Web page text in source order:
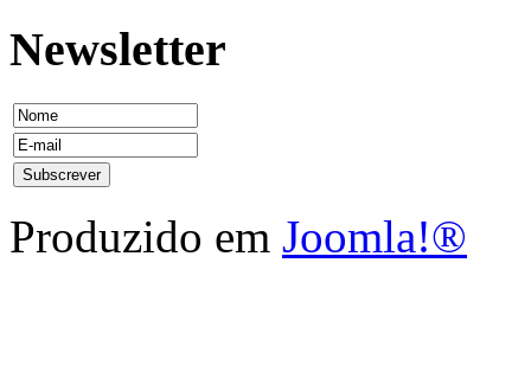
Newsletter
Produzido em Joomla!®